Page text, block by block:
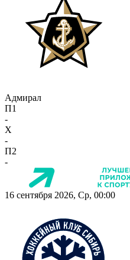
Адмирал
П1
-
X
-
П2
-
16 сентября 2026, Ср, 00:00